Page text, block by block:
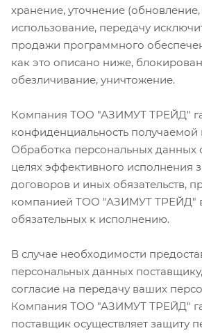
хранение, уточнение
использование, передачу
продажи программного
как это описано ниже,
обезличивание, уничтожение.
Компания ТОО "АЗИМУТ ТРЕЙД"
конфиденциальность
Обработка персональных данных
целях эффективного исполнения
договоров и иных обязательств,
компанией ТОО "АЗИМУТ ТРЕЙД" в
обязательных к исполнению.
В случае необходимости
персональных данных
согласие на передачу ваших
Компания ТОО "АЗИМУТ ТРЕЙД"
поставщик осуществляет защиту